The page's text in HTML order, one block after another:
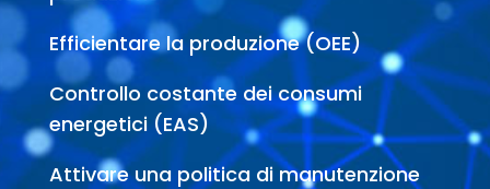
Efficientare la produzione (OEE)
Controllo costante dei consumi
energetici (EAS)
Attivare una politica di manutenzione